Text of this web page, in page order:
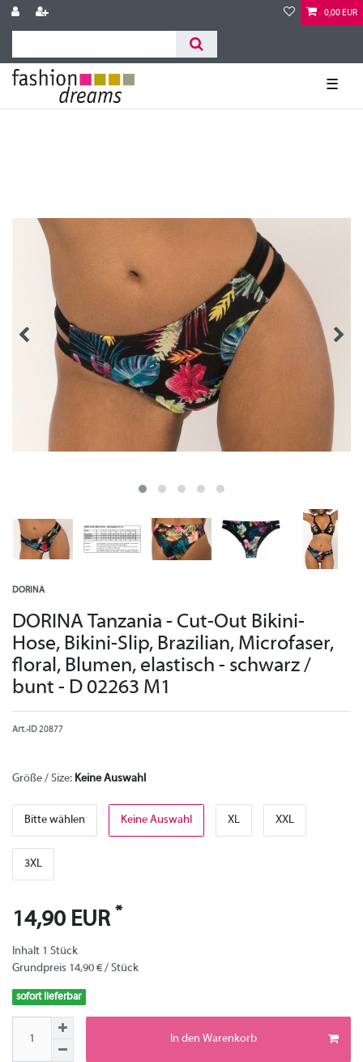
0,00 EUR
☰
DORINA
DORINA Tanzania - Cut-Out Bikini-
Hose, Bikini-Slip, Brazilian, Microfaser,
floral, Blumen, elastisch - schwarz /
bunt - D 02263 M1
Art.-ID20877
Größe / Size: Keine Auswahl
Bitte wählen Keine Auswahl XL XXL
3XL
14,90 EUR *
Inhalt 1 Stück
Grundpreis 14,90 € / Stück
sofort lieferbar
In den Warenkorb